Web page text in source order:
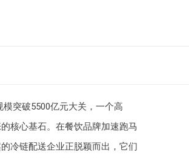
突破5500亿元大关，一个高
核心基石。在餐饮品牌加速跑马
冷链配送企业正脱颖而出，它们